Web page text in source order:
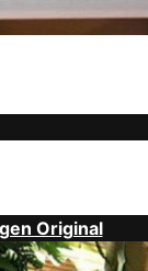
Original